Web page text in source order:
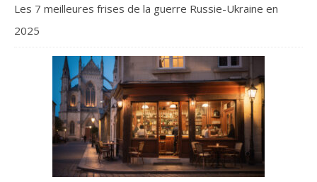
Les 7 meilleures frises de la guerre Russie-Ukraine en
2025